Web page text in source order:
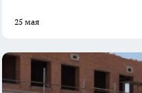
25 мая